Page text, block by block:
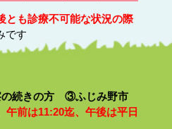
とも診療不可能な状況の際
です
続きの方 ③ふじみ野市
午前は11:20迄、午後は平日